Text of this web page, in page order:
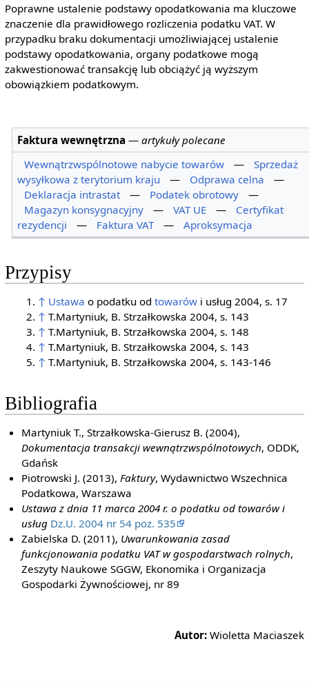
Poprawne ustalenie podstawy opodatkowania ma kluczowe
znaczenie dla prawidłowego rozliczenia podatku VAT. W
przypadku braku dokumentacji umożliwiającej ustalenie
podstawy opodatkowania, organy podatkowe mogą
zakwestionować transakcję lub obciążyć ją wyższym
obowiązkiem podatkowym.
Faktura wewnętrzna —artykuły polecane
Wewnątrzwspólnotowe nabycie towarów
—
Sprzedaż
wysyłkowa z terytorium kraju
— Odprawa celna
—
Deklaracja intrastat
— Podatek obrotowy
—
Magazyn konsygnacyjny
— VAT UE —
Certyfikat
rezydencji
— Faktura VAT — Aproksymacja
Przypisy
↑ Ustawa o podatku odtowarów i usług 2004, s. 17
↑ T.Martyniuk, B. Strzałkowska 2004, s. 143
↑ T.Martyniuk, B. Strzałkowska 2004, s. 148
↑ T.Martyniuk, B. Strzałkowska 2004, s. 143
↑ T.Martyniuk, B. Strzałkowska 2004, s. 143-146
Bibliografia
Martyniuk T., Strzałkowska-Gierusz B. (2004),
Dokumentacja transakcji wewnątrzwspólnotowych, ODDK,
Gdańsk
Piotrowski J. (2013), Faktury, Wydawnictwo Wszechnica
Podatkowa, Warszawa
Ustawa z dnia 11 marca 2004 r. o podatku od towarów i
usług Dz.U. 2004 nr 54 poz. 535
Zabielska D. (2011), Uwarunkowania zasad
funkcjonowania podatku VAT w gospodarstwach rolnych,
Zeszyty Naukowe SGGW, Ekonomika i Organizacja
Gospodarki Żywnościowej, nr 89
Autor: Wioletta Maciaszek